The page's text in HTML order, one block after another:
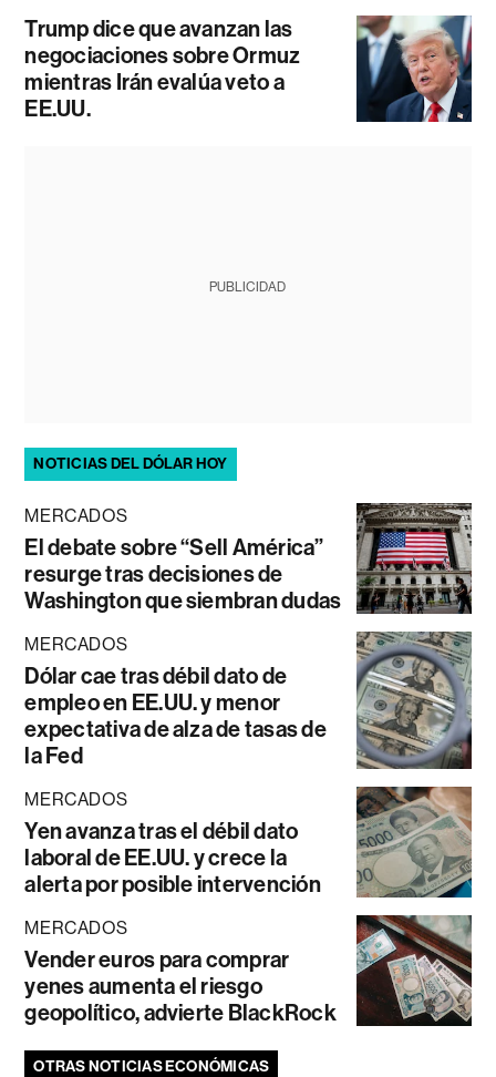
Trump dice que avanzan las
negociaciones sobre Ormuz
mientras Irán evalúa veto a
EE.UU.
PUBLICIDAD
NOTICIAS DEL DÓLAR HOY
MERCADOS
El debate sobre “Sell América”
resurge tras decisiones de
Washington que siembran dudas
MERCADOS
Dólar cae tras débil dato de
empleo en EE.UU. y menor
expectativa de alza de tasas de
la Fed
MERCADOS
Yen avanza tras el débil dato
laboral de EE.UU. y crece la
alerta por posible intervención
MERCADOS
Vender euros para comprar
yenes aumenta el riesgo
geopolítico, advierte BlackRock
OTRAS NOTICIAS ECONÓMICAS